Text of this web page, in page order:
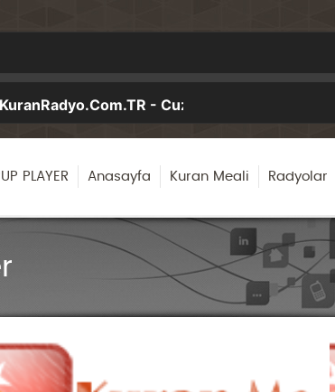
PLAYER Anasayfa Kuran Meali Radyolar